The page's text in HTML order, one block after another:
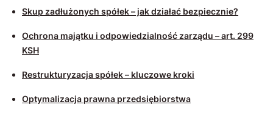
Skup zadłużonych spółek – jak działać bezpiecznie?
Ochrona majątku i odpowiedzialność zarządu – art. 299
KSH
Restrukturyzacja spółek – kluczowe kroki
Optymalizacja prawna przedsiębiorstwa